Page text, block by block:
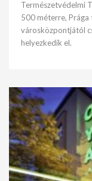
Természetvédelmi
500 méterre,
városközpontjától
helyezkedik el.